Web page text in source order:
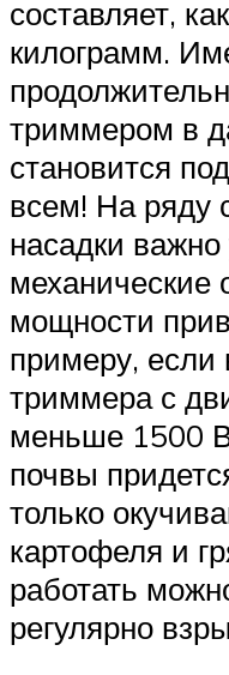
составляет,
килограмм.
триммером в
становится
всем! На ряду
насадки
механические
мощности
примеру,
триммера с
меньше 1500
почвы
только
картофеля и
работать
регулярно